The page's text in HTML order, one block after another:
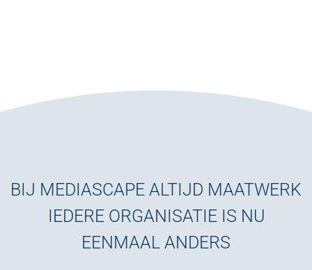
BIJ MEDIASCAPE ALTIJD MAATWERK
IEDERE ORGANISATIE IS NU
EENMAAL ANDERS